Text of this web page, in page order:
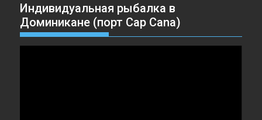
Индивидуальная рыбалка в
Доминикане (порт Cap Cana)